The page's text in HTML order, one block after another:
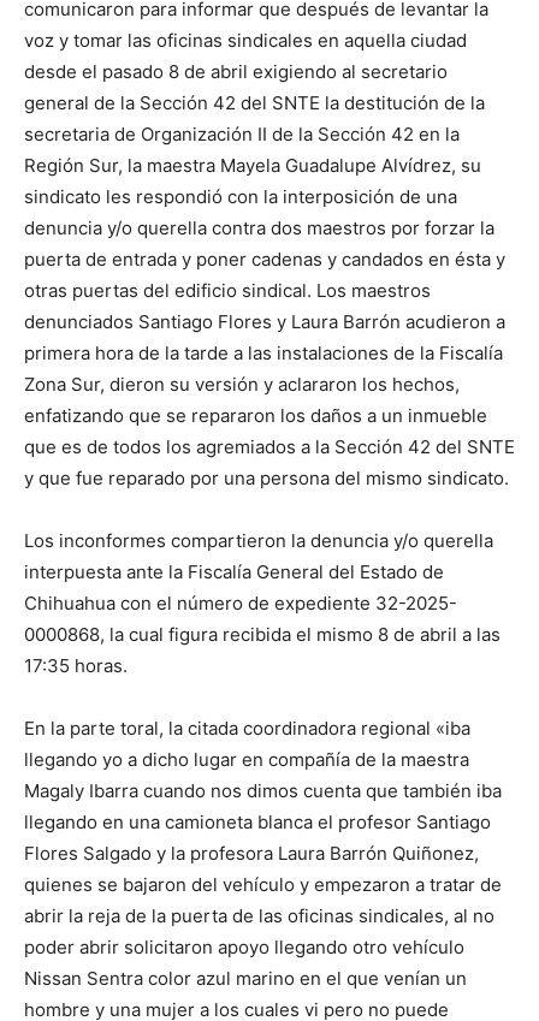
comunicaron para informar que después de levantar la
voz y tomar las oficinas sindicales en aquella ciudad
desde el pasado 8 de abril exigiendo al secretario
general de la Sección 42 del SNTE la destitución de la
secretaria de Organización II de la Sección 42 en la
Región Sur, la maestra Mayela Guadalupe Alvídrez, su
sindicato les respondió con la interposición de una
denuncia y/o querella contra dos maestros por forzar la
puerta de entrada y poner cadenas y candados en ésta y
otras puertas del edificio sindical. Los maestros
denunciados Santiago Flores y Laura Barrón acudieron a
primera hora de la tarde a las instalaciones de la Fiscalía
Zona Sur, dieron su versión y aclararon los hechos,
enfatizando que se repararon los daños a un inmueble
que es de todos los agremiados a la Sección 42 del SNTE
y que fue reparado por una persona del mismo sindicato.
Los inconformes compartieron la denuncia y/o querella
interpuesta ante la Fiscalía General del Estado de
Chihuahua con el número de expediente 32-2025-
0000868, la cual figura recibida el mismo 8 de abril a las
17:35 horas.
En la parte toral, la citada coordinadora regional «iba
llegando yo a dicho lugar en compañía de la maestra
Magaly Ibarra cuando nos dimos cuenta que también iba
llegando en una camioneta blanca el profesor Santiago
Flores Salgado y la profesora Laura Barrón Quiñonez,
quienes se bajaron del vehículo y empezaron a tratar de
abrir la reja de la puerta de las oficinas sindicales, al no
poder abrir solicitaron apoyo llegando otro vehículo
Nissan Sentra color azul marino en el que venían un
hombre y una mujer a los cuales vi pero no puede